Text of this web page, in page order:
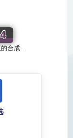
合成魔兽
4